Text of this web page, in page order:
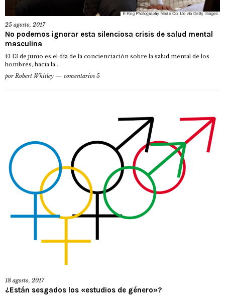
25 agosto, 2017
No podemos ignorar esta silenciosa crisis de salud mental
masculina
El 13 de junio es el día de la concienciación sobre la salud mental de los
hombres, hacia la...
porRobert Whitley comentarios 5
18 agosto, 2017
¿Están sesgados los «estudios de género»?